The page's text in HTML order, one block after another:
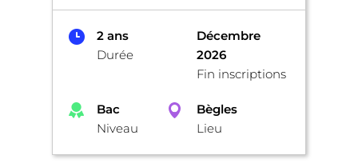
2 ans
Durée
Décembre
2026
Fin inscriptions
Bac
Niveau
Bègles
Lieu